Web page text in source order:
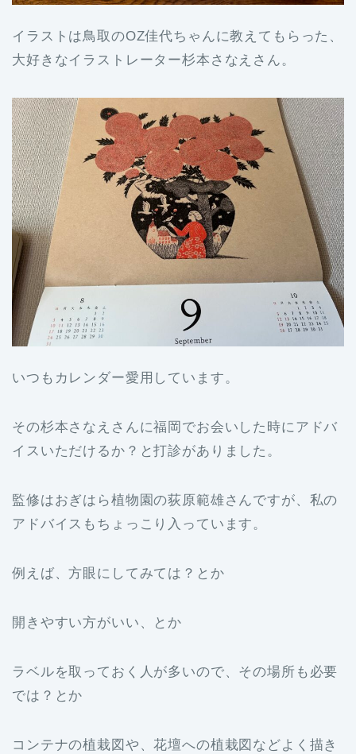
イラストは鳥取のOZ佳代ちゃんに教えてもらった、
大好きなイラストレーター杉本さなえさん。
いつもカレンダー愛用しています。
その杉本さなえさんに福岡でお会いした時にアドバ
イスいただけるか？と打診がありました。
監修はおぎはら植物園の荻原範雄さんですが、私の
アドバイスもちょっこり入っています。
例えば、方眼にしてみては？とか
開きやすい方がいい、とか
ラベルを取っておく人が多いので、その場所も必要
では？とか
コンテナの植栽図や、花壇への植栽図などよく描き